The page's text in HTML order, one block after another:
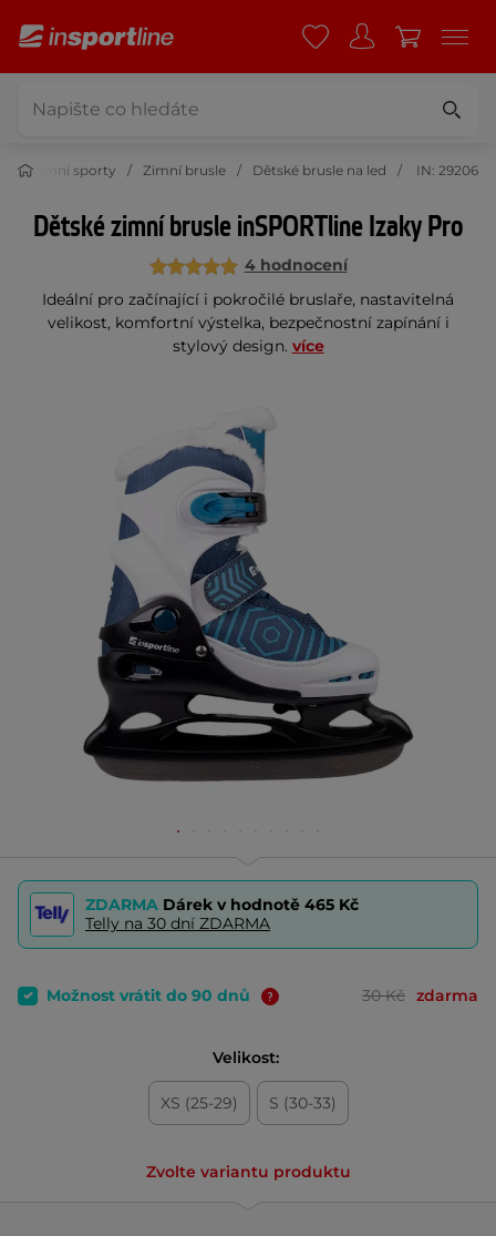
Zimní sporty Zimní brusle Dětské brusle na led IN: 29206
Dětské zimní brusle inSPORTline Izaky Pro
4 hodnocení
Ideální pro začínající i pokročilé bruslaře, nastavitelná
velikost, komfortní výstelka, bezpečnostní zapínání i
stylový design. více
ZDARMA Dárek v hodnotě 465 Kč
Telly na 30 dní ZDARMA
Možnost vrátit do 90 dnů 30 Kč zdarma
Velikost:
XS (25-29) S (30-33)
Zvolte variantu produktu